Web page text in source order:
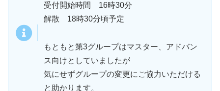
受付開始時間 16時30分
解散 18時30分頃予定
もともと第3グループはマスター、アドバン
ス向けとしていましたが
気にせずグループの変更にご協力いただける
と助かります。